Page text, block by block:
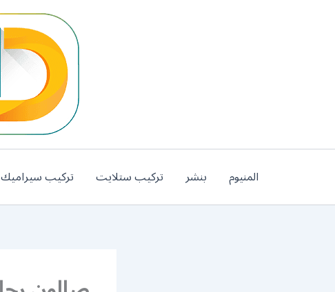
المنيوم بنشر تركيب ستلايت تركيب سيراميك